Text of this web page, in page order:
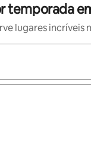
temporada
lugares incríveis
estiverem